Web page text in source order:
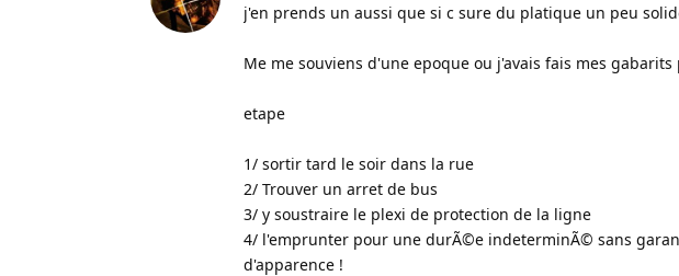
j'en prends un aussi que si c sure du platique un peu
Me me souviens d'une epoque ou j'avais fais mes
etape
1/ sortir tard le soir dans la rue
2/ Trouver un arret de bus
3/ y soustraire le plexi de protection de la ligne
4/ l'emprunter pour une durÃ©e indeterminÃ© sans
d'apparence !